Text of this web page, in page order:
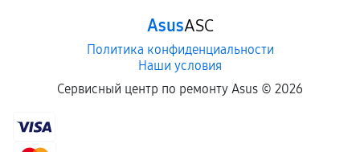
AsusASC
Политика конфиденциальности
Наши условия
Сервисный центр по ремонту Asus © 2026